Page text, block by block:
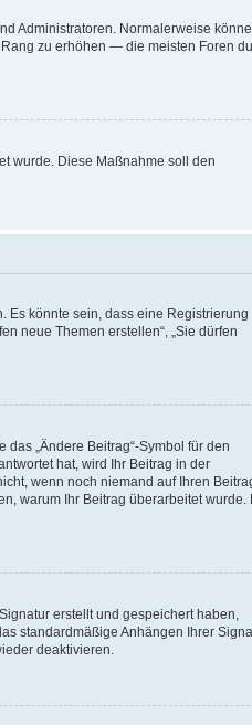
Administratoren. Normalerweise
zu erhöhen — die meisten Foren
wurde. Diese Maßnahme soll den
Es könnte sein, dass eine Registrierung
neue Themen erstellen“, „Sie dürfen
„Ändere Beitrag“-Symbol für den
hat, wird Ihr Beitrag in der
wenn noch niemand auf Ihren
warum Ihr Beitrag überarbeitet wurde.
erstellt und gespeichert haben,
standardmäßige Anhängen Ihrer
deaktivieren.